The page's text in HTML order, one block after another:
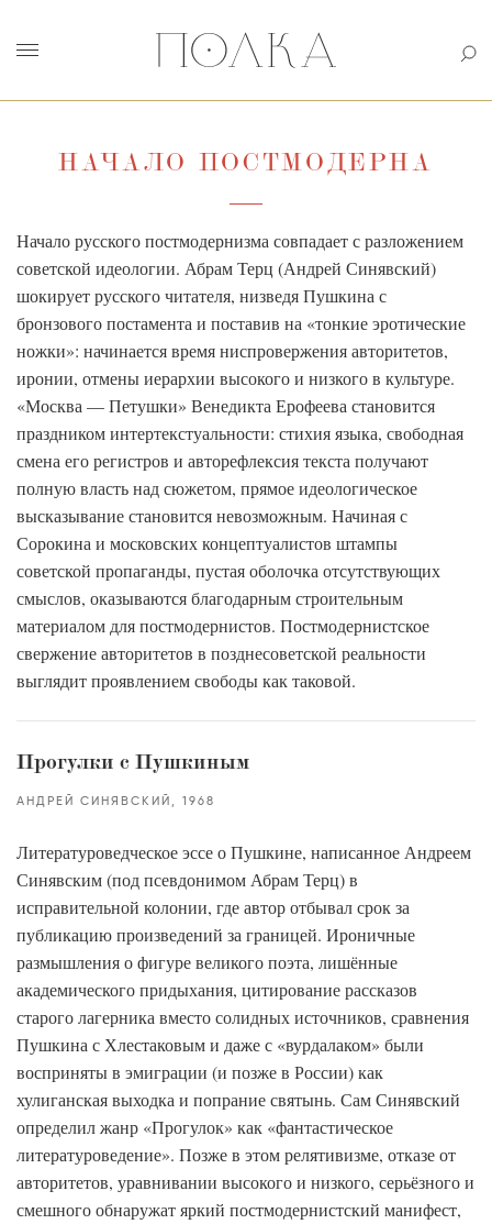
НАЧАЛО ПОСТМОДЕРНА
Начало русского постмодернизма совпадает с разложением
советской идеологии. Абрам Терц (Андрей Синявский)
шокирует русского читателя, низведя Пушкина с
бронзового постамента и поставив на «тонкие эротические
ножки»: начинается время ниспровержения авторитетов,
иронии, отмены иерархии высокого и низкого в культуре.
«Москва — Петушки» Венедикта Ерофеева становится
праздником интертекстуальности: стихия языка, свободная
смена его регистров и авторефлексия текста получают
полную власть над сюжетом, прямое идеологическое
высказывание становится невозможным. Начиная с
Сорокина и московских концептуалистов штампы
советской пропаганды, пустая оболочка отсутствующих
смыслов, оказываются благодарным строительным
материалом для постмодернистов. Постмодернистское
свержение авторитетов в позднесоветской реальности
выглядит проявлением свободы как таковой.
Прогулки с Пушкиным
АНДРЕЙ СИНЯВСКИЙ 1968
Литературоведческое эссе о Пушкине, написанное Андреем
Синявским (под псевдонимом Абрам Терц) в
исправительной колонии, где автор отбывал срок за
публикацию произведений за границей. Ироничные
размышления о фигуре великого поэта, лишённые
академического придыхания, цитирование рассказов
старого лагерника вместо солидных источников, сравнения
Пушкина с Хлестаковым и даже с «вурдалаком» были
восприняты в эмиграции (и позже в России) как
хулиганская выходка и попрание святынь. Сам Синявский
определил жанр «Прогулок» как «фантастическое
литературоведение». Позже в этом релятивизме, отказе от
авторитетов, уравнивании высокого и низкого, серьёзного и
смешного обнаружат яркий постмодернистский манифест,